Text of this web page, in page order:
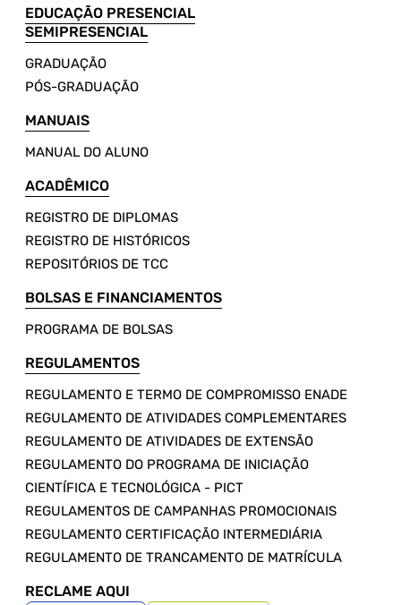
EDUCAÇÃO PRESENCIAL
SEMIPRESENCIAL
GRADUAÇÃO
PÓS-GRADUAÇÃO
MANUAIS
MANUAL DO ALUNO
ACADÊMICO
REGISTRO DE DIPLOMAS
REGISTRO DE HISTÓRICOS
REPOSITÓRIOS DE TCC
BOLSAS E FINANCIAMENTOS
PROGRAMA DE BOLSAS
REGULAMENTOS
REGULAMENTO E TERMO DE COMPROMISSO ENADE
REGULAMENTO DE ATIVIDADES COMPLEMENTARES
REGULAMENTO DE ATIVIDADES DE EXTENSÃO
REGULAMENTO DO PROGRAMA DE INICIAÇÃO
CIENTÍFICA E TECNOLÓGICA - PICT
REGULAMENTOS DE CAMPANHAS PROMOCIONAIS
REGULAMENTO CERTIFICAÇÃO INTERMEDIÁRIA
REGULAMENTO DE TRANCAMENTO DE MATRÍCULA
RECLAME AQUI